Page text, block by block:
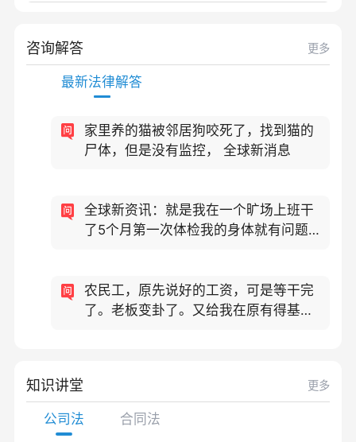
咨询解答 更多
最新法律解答
家里养的猫被邻居狗咬死了，找到猫的
尸体，但是没有监控， 全球新消息
全球新资讯：就是我在一个旷场上班干
了5个月第一次体检我的身体就有问题他
农民工，原先说好的工资，可是等干完
了。老板变卦了。又给我在原有得基础
知识讲堂 更多
公司法 合同法